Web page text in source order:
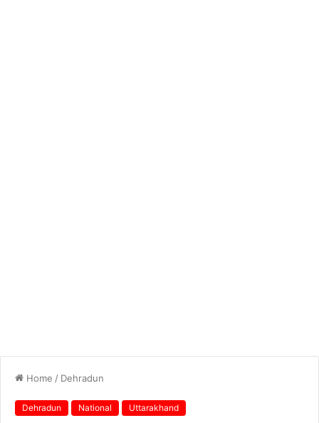
Home / Dehradun
Dehradun National Uttarakhand